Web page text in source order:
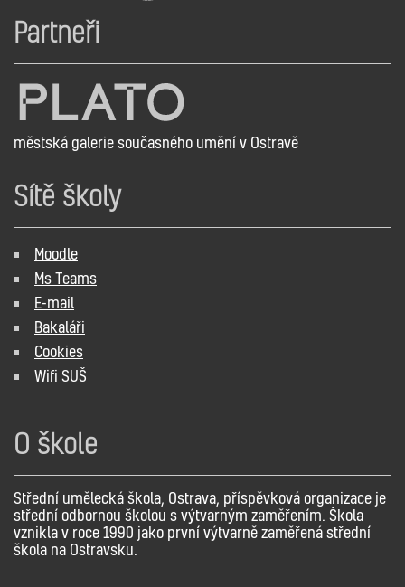
Partneři
městská galerie současného umění v Ostravě
Sítě školy
Moodle
Ms Teams
E-mail
Bakaláři
Cookies
Wifi SUŠ
O škole
Střední umělecká škola, Ostrava, příspěvková organizace je
střední odbornou školou s výtvarným zaměřením. Škola
vznikla v roce 1990 jako první výtvarně zaměřená střední
škola na Ostravsku.